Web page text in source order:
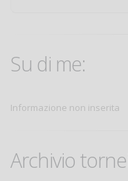
Su di me:
Informazione non inserita
Archivio